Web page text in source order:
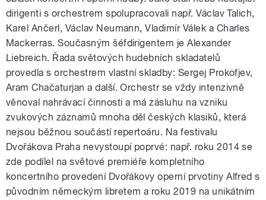
dirigenti s orchestrem spolupracovali např. Václav Talich,
Karel Ančerl, Václav Neumann, Vladimír Válek a Charles
Mackerras. Současným šéfdirigentem je Alexander
Liebreich. Řada světových hudebních skladatelů
provedla s orchestrem vlastní skladby: Sergej Prokofjev,
Aram Chačaturjan a další. Orchestr se vždy intenzivně
věnoval nahrávací činnosti a má zásluhu na vzniku
zvukových záznamů mnoha děl českých klasiků, která
nejsou běžnou součástí repertoáru. Na festivalu
Dvořákova Praha nevystoupí poprvé: např. roku 2014 se
zde podílel na světové premiéře kompletního
koncertního provedení Dvořákovy operní prvotiny Alfred s
původním německým libretem a roku 2019 na unikátním